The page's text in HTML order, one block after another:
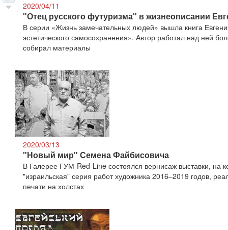
2020/04/11
"Отец русского футуризма" в жизнеописании
В серии «Жизнь замечательных людей» вышла книга
эстетического самосохранения». Автор работал над ней
собирал материалы
2020/03/13
"Новый мир" Семена Файбисовича
В Галерее ГУМ-Red-Line состоялся вернисаж выставки, на
"израильская" серия работ художника 2016–2019 годов,
печати на холстах